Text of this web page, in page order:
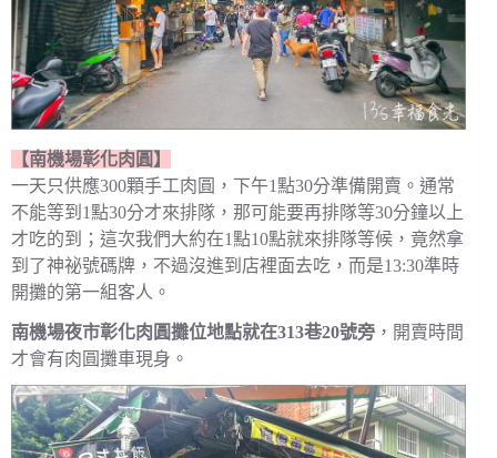
【南機場彰化肉圓】
一天只供應300顆手工肉圓，下午1點30分準備開賣。通常
不能等到1點30分才來排隊，那可能要再排隊等30分鐘以上
才吃的到；這次我們大約在1點10點就來排隊等候，竟然拿
到了神祕號碼牌，不過沒進到店裡面去吃，而是13:30準時
開攤的第一組客人。
南機場夜市彰化肉圓攤位地點就在313巷20號旁 ，開賣時間
才會有肉圓攤車現身。